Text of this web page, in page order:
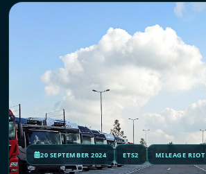
20 SEPTEMBER 2024 ETS2 MILEAGE RIOT